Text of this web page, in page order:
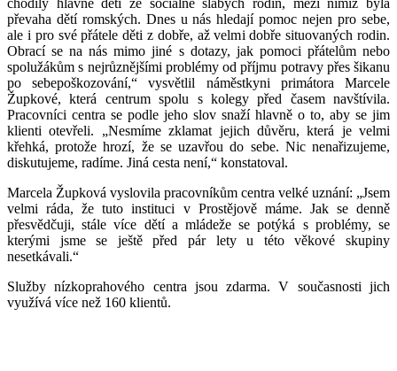
převaha dětí romských. Dnes u nás hledají pomoc nejen pro sebe,
ale i pro své přátele děti z dobře, až velmi dobře situovaných rodin.
Obrací se na nás mimo jiné s dotazy, jak pomoci přátelům nebo
spolužákům s nejrůznějšími problémy od příjmu potravy přes šikanu
po sebepoškozování,“ vysvětlil náměstkyni primátora Marcele
Župkové, která centrum spolu s kolegy před časem navštívila.
Pracovníci centra se podle jeho slov snaží hlavně o to, aby se jim
klienti otevřeli. „Nesmíme zklamat jejich důvěru, která je velmi
křehká, protože hrozí, že se uzavřou do sebe. Nic nenařizujeme,
diskutujeme, radíme. Jiná cesta není,“ konstatoval.
Marcela Župková vyslovila pracovníkům centra velké uznání: „Jsem
velmi ráda, že tuto instituci v Prostějově máme. Jak se denně
přesvědčuji, stále více dětí a mládeže se potýká s problémy, se
kterými jsme se ještě před pár lety u této věkové skupiny
nesetkávali.“
Služby nízkoprahového centra jsou zdarma. V současnosti jich
využívá více než 160 klientů.